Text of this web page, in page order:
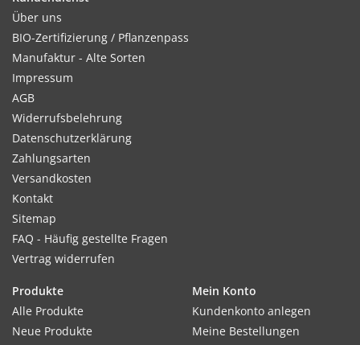
Die Saatscheibe gibt bereits den optimalen Saatabstand vor.
Standort:
Heller Standort fördert die Keimung und das Wachstum.
Verwendung:
Frische, eigene Gewürzkräuter über das ganze Jahr sind in
der Küche in vielen Gerichten nicht wegzudenken.
3 Saatscheiben
Über uns
BIO-Zertifizierung / Pflanzenpass
Manufaktur - Alte Sorten
Impressum
AGB
Widerrufsbelehrung
Datenschutzerklärung
Zahlungsarten
Versandkosten
Kontakt
Sitemap
FAQ - Häufig gestellte Fragen
Vertrag widerrufen
Produkte
Alle Produkte
Neue Produkte
Mein Konto
Kundenkonto anlegen
Meine Bestellungen